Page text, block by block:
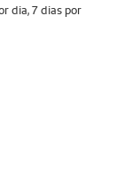
dia, 7 dias por